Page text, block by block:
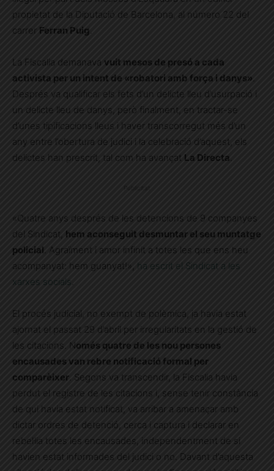
propietat de la Diputació de Barcelona, al número 22 del
carrer Ferran Puig
La Fiscalia demanava vuit mesos de presó a cada
activista per un intent de «robatori amb força i danys».
Després va qualificar els fets d’un delicte lleu d’usurpació i
un delicte lleu de danys, però finalment, en tractar-se
d’unes tipificacions lleus i haver transcorregut més d’un
any entre l’obertura de judici i la celebració d’aquest, els
delictes han prescrit, tal com ha avançat La Directa.
«Quatre anys després de les detencions de 9 companyes
del Sindicat, hem aconseguit desmuntar el seu muntatge
policial. Agraïment i amor infinit a totes les que ens heu
acompanyat: hem guanyat!», ha escrit el Sindicat a les
xarxes socials
El procés judicial, no exempt de polèmica, ja havia estat
ajornat el passat 29 d’abril per irregularitats en la gestió de
les citacions. Només quatre de les nou persones
encausades van rebre notificació formal per
comparèixer. Segons va transcendir, la Fiscalia havia
perdut el registre de les citacions i, sense tenir constància
de qui havia estat notificat, va arribar a amenaçar amb
dictar ordres de detenció, cerca i captura i declarar en
rebel·lia totes les encausades, independentment de si
havien estat informades del judici o no. Davant d’aquesta